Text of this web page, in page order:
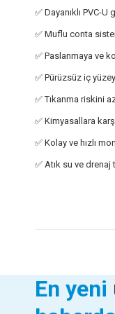
✅ Dayanıklı PVC-U
✅ Muflu conta
✅ Paslanmaya ve
✅ Pürüzsüz iç yüzey
✅ Tıkanma riskini
✅ Kimyasallara
✅ Kolay ve hızlı
✅ Atık su ve drenaj
Ürün
Ürün Tipi
Çap
50X1000 PVC
En yeni